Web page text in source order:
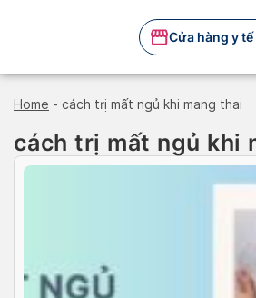
Cửa hàng y tế
Home - cách trị mất ngủ khi mang thai
cách trị mất ngủ khi